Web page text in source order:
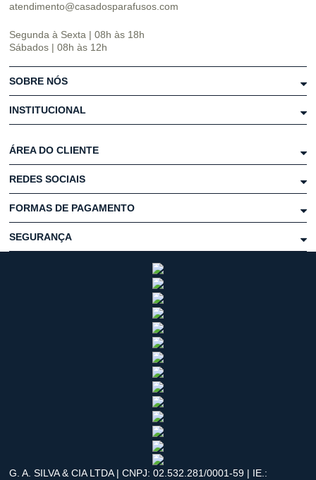
atendimento@casadosparafusos.com
Segunda à Sexta | 08h às 18h
Sábados | 08h às 12h
SOBRE NÓS
INSTITUCIONAL
ÁREA DO CLIENTE
REDES SOCIAIS
FORMAS DE PAGAMENTO
SEGURANÇA
G. A. SILVA & CIA LTDA | CNPJ: 02.532.281/0001-59 | IE.: